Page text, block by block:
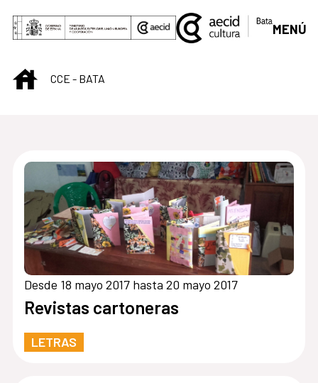
Saltar al contenido principal
MENÚ
INICIOCCE - BATA
Desde 18 mayo 2017 hasta 20 mayo 2017
Revistas cartoneras
LETRAS